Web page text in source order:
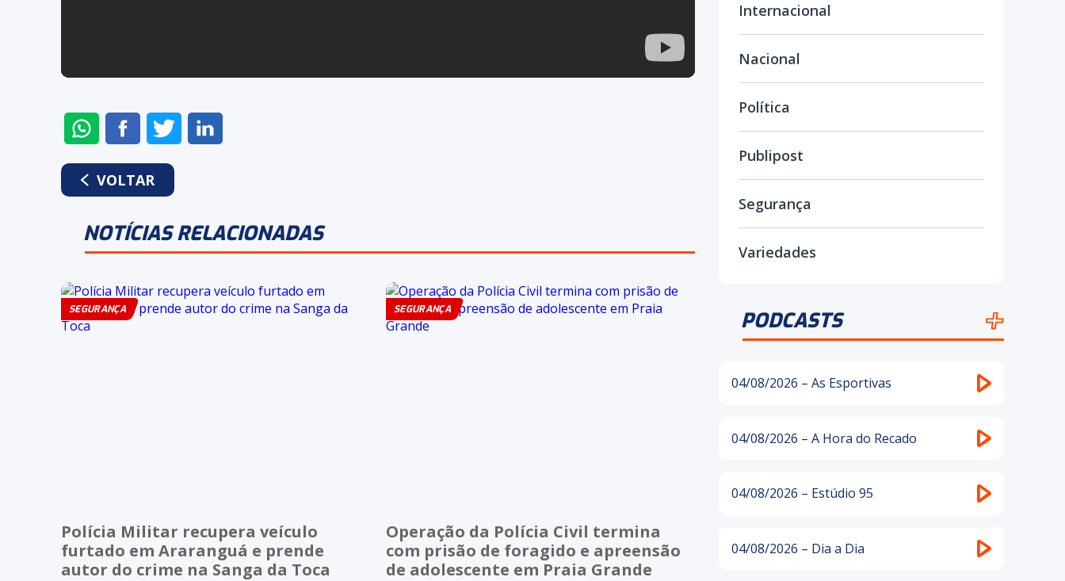
ENVIAR
NO
WHATSAPP
COMPARTILHAR
NO
FACEBOOK
COMPARTILHAR
NO
VOLTAR
NOTÍCIAS RELACIONADAS
SEGURANÇA
Polícia Militar recupera veículo
furtado em Araranguá e prende
autor do crime na Sanga da Toca
SEGURANÇA
Operação da Polícia Civil termina
com prisão de foragido e apreensão
de adolescente em Praia Grande
Internacional
Nacional
Política
Publipost
Segurança
Variedades
PODCASTS
04/08/2026 – As Esportivas
04/08/2026 – A Hora do Recado
04/08/2026 – Estúdio 95
04/08/2026 – Dia a Dia